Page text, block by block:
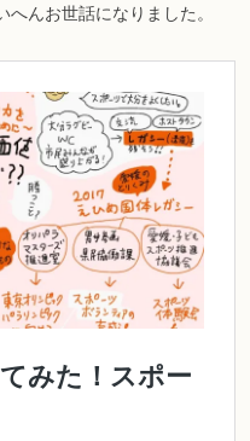
んお世話になりました。